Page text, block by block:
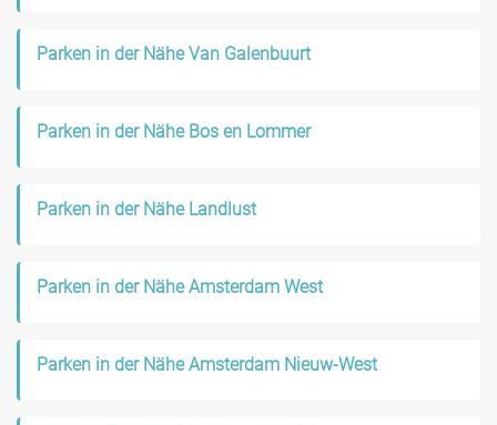
Parken in der Nähe Van Galenbuurt
Parken in der Nähe Bos en Lommer
Parken in der Nähe Landlust
Parken in der Nähe Amsterdam West
Parken in der Nähe Amsterdam Nieuw-West